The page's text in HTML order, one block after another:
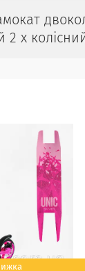
2 х